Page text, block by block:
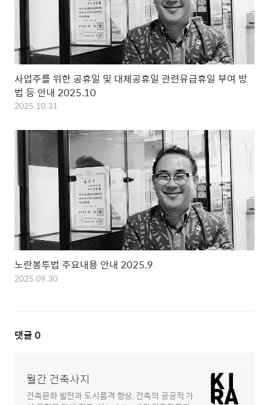
사업주를 위한 공휴일 및 대체공휴일 관련유급휴일 부여 방
법 등 안내 2025.10
2025.10.31
노란봉투법 주요내용 안내 2025.9
2025.09.30
댓글 0
월간 건축사지
건축문화 발전과 도시품격 향상, 건축의 공공적 가